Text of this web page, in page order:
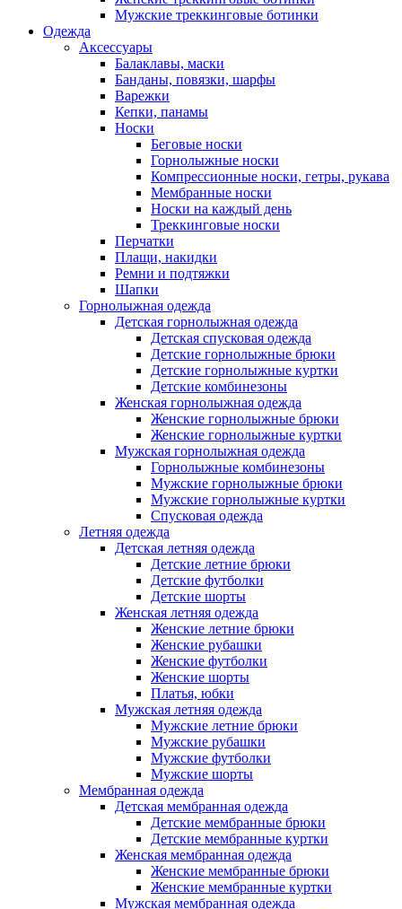
Мужские треккинговые ботинки
Одежда
Аксессуары
Балаклавы, маски
Банданы, повязки, шарфы
Варежки
Кепки, панамы
Носки
Беговые носки
Горнолыжные носки
Компрессионные носки, гетры, рукава
Мембранные носки
Носки на каждый день
Треккинговые носки
Перчатки
Плащи, накидки
Ремни и подтяжки
Шапки
Горнолыжная одежда
Детская горнолыжная одежда
Детская спусковая одежда
Детские горнолыжные брюки
Детские горнолыжные куртки
Детские комбинезоны
Женская горнолыжная одежда
Женские горнолыжные брюки
Женские горнолыжные куртки
Мужская горнолыжная одежда
Горнолыжные комбинезоны
Мужские горнолыжные брюки
Мужские горнолыжные куртки
Спусковая одежда
Летняя одежда
Детская летняя одежда
Детские летние брюки
Детские футболки
Детские шорты
Женская летняя одежда
Женские летние брюки
Женские рубашки
Женские футболки
Женские шорты
Платья, юбки
Мужская летняя одежда
Мужские летние брюки
Мужские рубашки
Мужские футболки
Мужские шорты
Мембранная одежда
Детская мембранная одежда
Детские мембранные брюки
Детские мембранные куртки
Женская мембранная одежда
Женские мембранные брюки
Женские мембранные куртки
Мужская мембранная одежда